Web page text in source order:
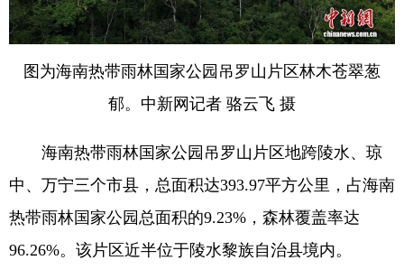
图为海南热带雨林国家公园吊罗山片区林木苍翠葱
郁。中新网记者 骆云飞 摄
海南热带雨林国家公园吊罗山片区地跨陵水、琼
中、万宁三个市县，总面积达393.97平方公里，占海南
热带雨林国家公园总面积的9.23%，森林覆盖率达
96.26%。该片区近半位于陵水黎族自治县境内。